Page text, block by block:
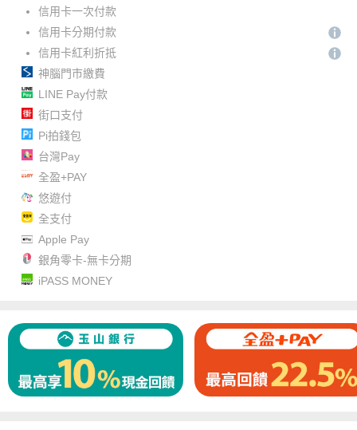
信用卡一次付款
信用卡分期付款
信用卡紅利折抵
神腦門市繳費
LINE Pay付款
街口支付
Pi拍錢包
台灣Pay
全盈+PAY
悠遊付
全支付
Apple Pay
銀角零卡-無卡分期
iPASS MONEY